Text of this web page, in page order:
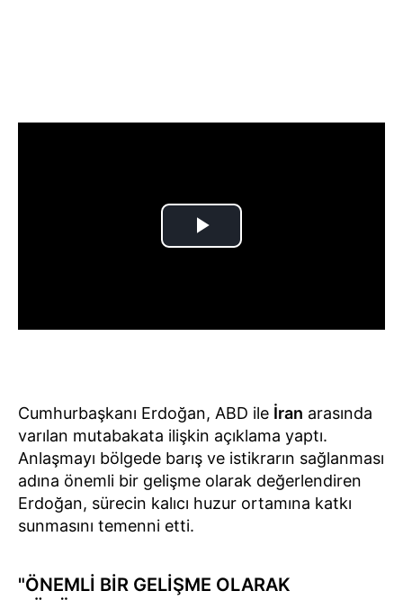
Cumhurbaşkanı Erdoğan, ABD ile İran arasında
varılan mutabakata ilişkin açıklama yaptı.
Anlaşmayı bölgede barış ve istikrarın sağlanması
adına önemli bir gelişme olarak değerlendiren
Erdoğan, sürecin kalıcı huzur ortamına katkı
sunmasını temenni etti.
"ÖNEMLİ BİR GELİŞME OLARAK